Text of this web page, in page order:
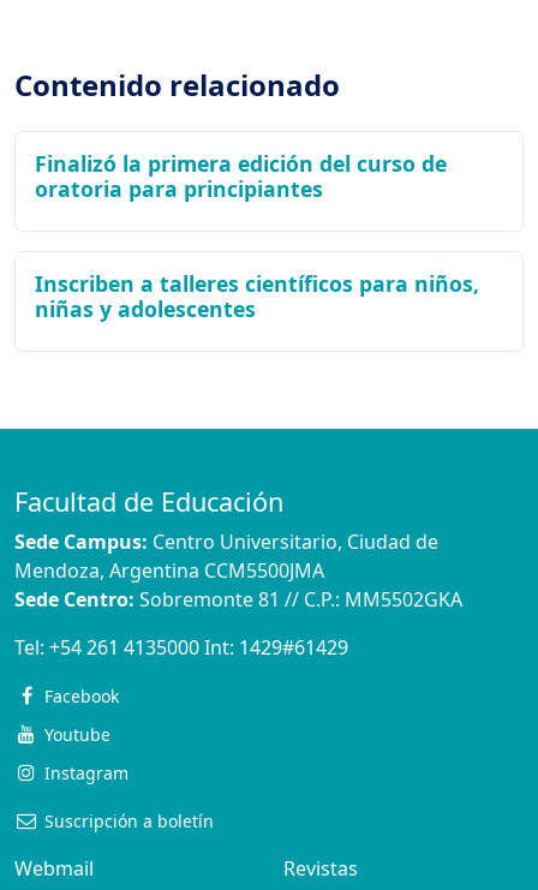
Contenido relacionado
Finalizó la primera edición del curso de
oratoria para principiantes
Inscriben a talleres científicos para niños,
niñas y adolescentes
Facultad de Educación
Sede Campus: Centro Universitario, Ciudad de
Mendoza, Argentina CCM5500JMA
Sede Centro: Sobremonte 81 // C.P.: MM5502GKA
Tel: +54 261 4135000Int: 1429#61429
Facebook
Youtube
Instagram
Suscripción a boletín
Webmail
Revistas